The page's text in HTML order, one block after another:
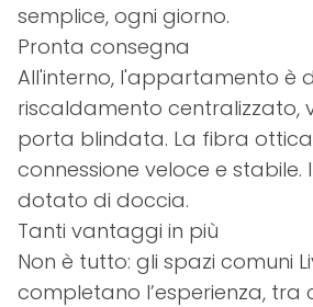
semplice, ogni giorno.
Pronta consegna
All'interno, l'appartamento è
riscaldamento centralizzato,
porta blindata. La fibra
connessione veloce e stabile.
dotato di doccia.
Tanti vantaggi in più
Non è tutto: gli spazi comuni
completano l’esperienza, tra